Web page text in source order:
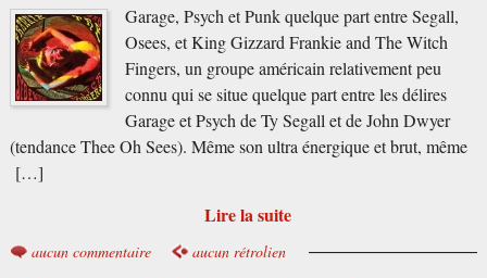
Garage, Psych et Punk quelque part entre Segall,
Osees, et King Gizzard Frankie and The Witch
Fingers, un groupe américain relativement peu
connu qui se situe quelque part entre les délires
Garage et Psych de Ty Segall et de John Dwyer
(tendance Thee Oh Sees). Même son ultra énergique et brut, même
[…]
Lire la suite
aucun commentaire aucun rétrolien